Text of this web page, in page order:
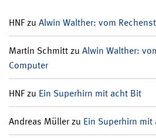
HNFzu Alwin Walther: vom
Martin Schmittzu Alwin Walther:
Computer
HNFzu Ein Superhirn mit acht Bit
Andreas Müllerzu Ein Superhirn mit